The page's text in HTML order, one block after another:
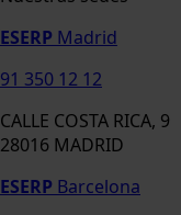
ESERP Madrid
91 350 12 12
CALLE COSTA RICA, 9
28016 MADRID
ESERP Barcelona